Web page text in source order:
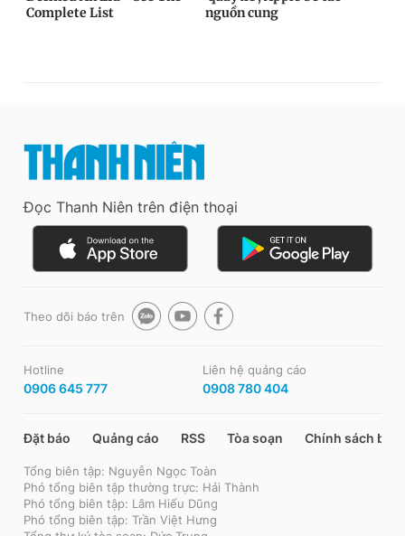
Đọc Thanh Niên trên điện thoại
Theo dõi báo trên
Hotline
0906 645 777
Liên hệ quảng cáo
0908 780 404
Đặt báo Quảng cáo RSS Tòa soạn Chính sách bảo
Tổng biên tập: Nguyễn Ngọc Toàn
Phó tổng biên tập thường trực: Hải Thành
Phó tổng biên tập: Lâm Hiếu Dũng
Phó tổng biên tập: Trần Việt Hưng